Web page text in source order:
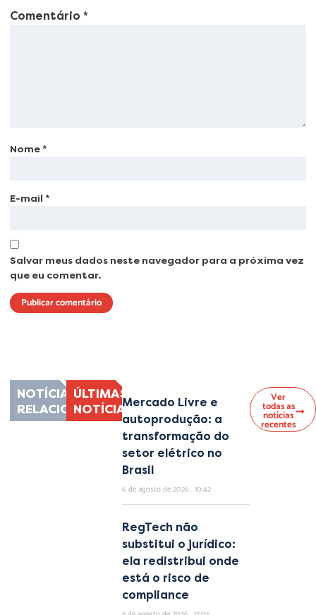
Comentário *
Nome *
E-mail *
Salvar meus dados neste navegador para a próxima vez
que eu comentar.
NOTÍCIAS
RELACIONADAS
ÚLTIMAS
NOTÍCIASMercado Livre e
autoprodução: a
transformação do
setor elétrico no
Brasil
6 de agosto de 2026 10:42
RegTech não
substitui o jurídico:
ela redistribui onde
está o risco de
compliance
Ver
todas as
notícias
recentes